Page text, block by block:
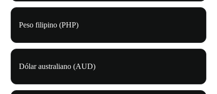
Peso filipino (PHP)
Dólar australiano (AUD)